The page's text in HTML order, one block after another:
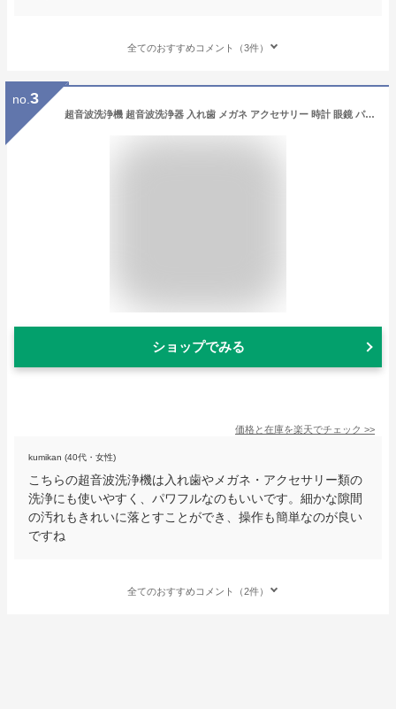
全てのおすすめコメント（3件）
no. 3
超音波洗浄機 超音波洗浄器 入れ歯 メガネ アクセサリー 時計 眼鏡 パワフル洗浄 メガネクリーナー メガネクリーナー メガネ 眼鏡 めがね アクセサリー 時計
ショップでみる
価格と在庫を楽天でチェック >>
kumikan (40代・女性)
こちらの超音波洗浄機は入れ歯やメガネ・アクセサリー類の
洗浄にも使いやすく、パワフルなのもいいです。細かな隙間
の汚れもきれいに落とすことができ、操作も簡単なのが良い
ですね
全てのおすすめコメント（2件）